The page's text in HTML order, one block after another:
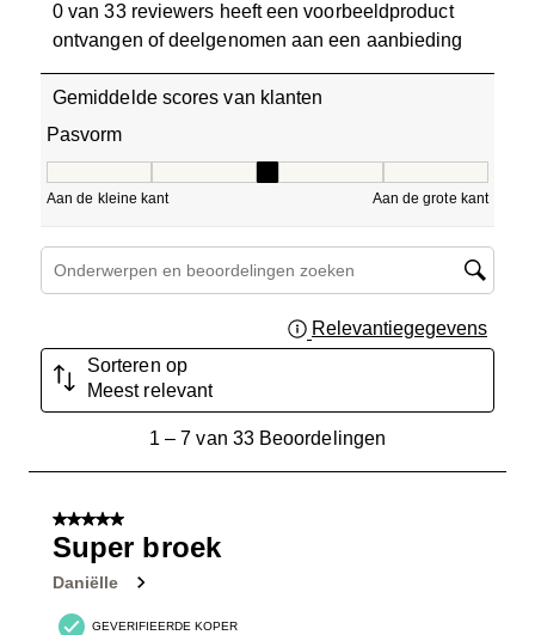
0 van 33 reviewers heeft een voorbeeldproduct
ontvangen of deelgenomen aan een aanbieding
Gemiddelde scores van klanten
Pasvorm
Aan de kleine kant Aan de grote kant
Onderwerpen en beoordelingen zoeken per regio
Relevantiegegevens
Sorteren op
Meest relevant
van
Beoordelingen.
1 – 7 van 33 Beoordelingen
5 van 5 sterren.
Super broek
Daniëlle
GEVERIFIEERDE KOPER